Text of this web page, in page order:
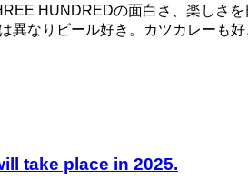
HUNDREDの面白さ、楽しさ
異なりビール好き。カツカレーも
take place in 2025.